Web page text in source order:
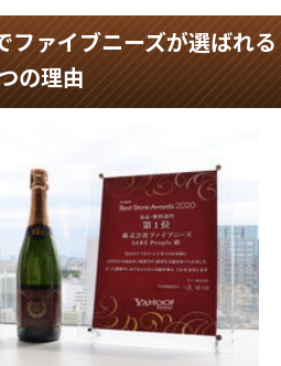
ファイブニーズが選ばれる
の理由